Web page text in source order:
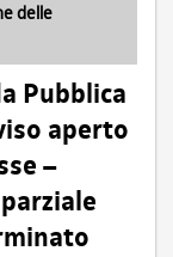
delle
Pubblica
aperto
–